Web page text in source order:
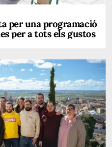
per una programació
per a tots els gustos